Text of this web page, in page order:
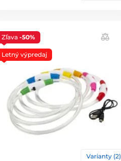
Zľava -50%
Letný výpredaj
Varianty (2)